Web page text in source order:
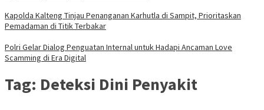
Kapolda Kalteng Tinjau Penanganan Karhutla di Sampit, Prioritaskan
Pemadaman di Titik Terbakar
Polri Gelar Dialog Penguatan Internal untuk Hadapi Ancaman Love
Scamming di Era Digital
Tag: Deteksi Dini Penyakit